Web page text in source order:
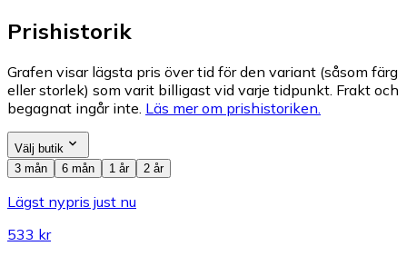
Prishistorik
Grafen visar lägsta pris över tid för den variant (såsom färg
eller storlek) som varit billigast vid varje tidpunkt. Frakt och
begagnat ingår inte. Läs mer om prishistoriken.
Välj butik
3 mån
6 mån 1 år 2 år
Lägst nypris just nu
533 kr